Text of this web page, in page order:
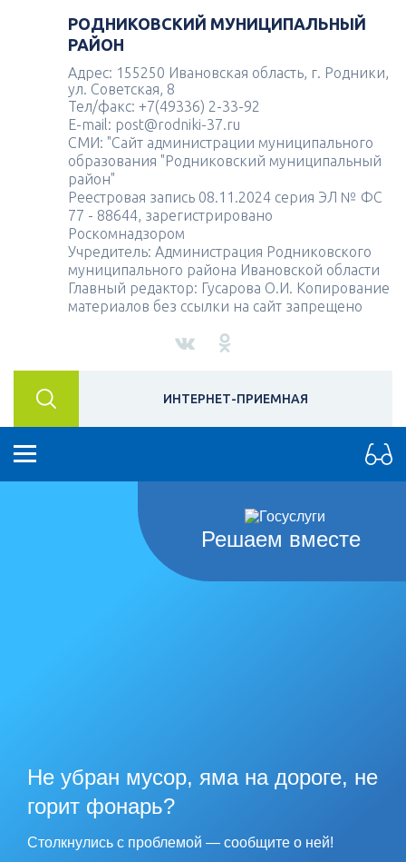
РОДНИКОВСКИЙ МУНИЦИПАЛЬНЫЙ
РАЙОН
Адрес: 155250 Ивановская область, г. Родники,
ул. Советская, 8
Тел/факс: +7(49336) 2-33-92
E-mail: post@rodniki-37.ru
СМИ: "Сайт администрации муниципального
образования "Родниковский муниципальный
район"
Реестровая запись 08.11.2024 серия ЭЛ № ФС
77 - 88644, зарегистрировано
Роскомнадзором
Учредитель: Администрация Родниковского
муниципального района Ивановской области
Главный редактор: Гусарова О.И. Копирование
материалов без ссылки на сайт запрещено
ИНТЕРНЕТ-ПРИЕМНАЯ
Решаем вместе
Не убран мусор, яма на дороге, не
горит фонарь?
Столкнулись с проблемой — сообщите о ней!